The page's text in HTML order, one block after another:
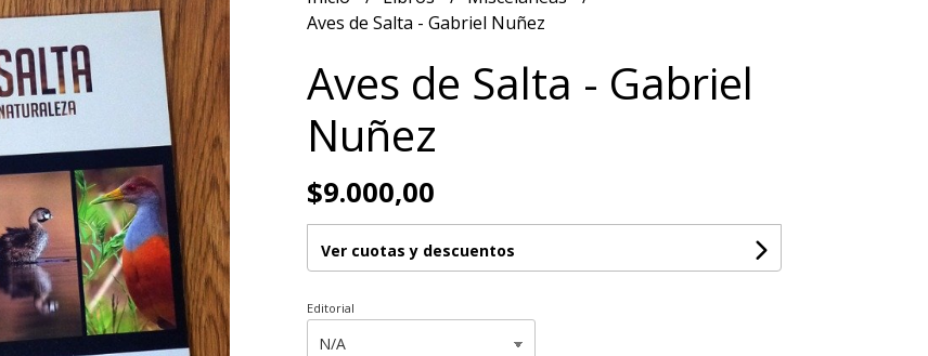
Aves de Salta - Gabriel Nuñez
Aves de Salta - Gabriel
Nuñez
$9.000,00
Ver cuotas y descuentos
Editorial